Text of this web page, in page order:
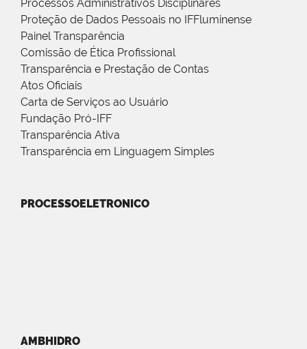
Processos Administrativos Disciplinares
Proteção de Dados Pessoais no IFFluminense
Painel Transparência
Comissão de Ética Profissional
Transparência e Prestação de Contas
Atos Oficiais
Carta de Serviços ao Usuário
Fundação Pró-IFF
Transparência Ativa
Transparência em Linguagem Simples
PROCESSOELETRONICO
AMBHIDRO